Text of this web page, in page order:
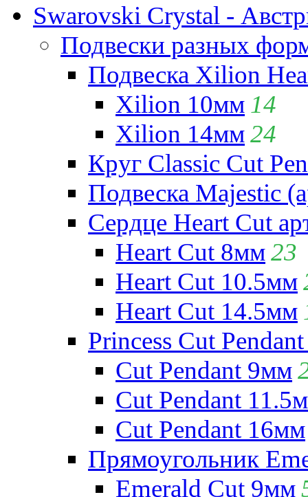
Swarovski Crystal -
Подвески разных
Подвеска Xilion
Xilion 10мм 14
Xilion 14мм24
Круг Classic Cut
Подвеска Majestic
Сердце Heart Cut
Heart Cut 8мм23
Heart Cut 10.5мм
Heart Cut 14.5мм
Princess Cut
Cut Pendant 9мм
Cut Pendant
Cut Pendant 16мм
Прямоугольник
Emerald Cut 9мм